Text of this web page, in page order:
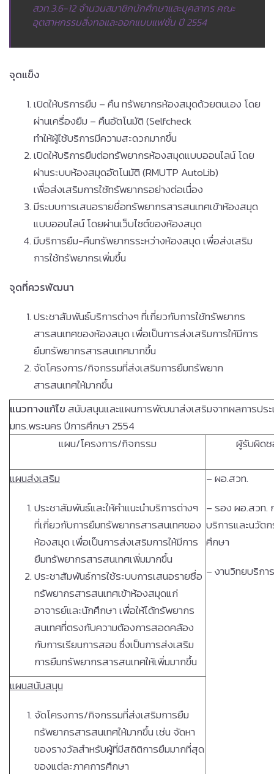
สวท.3.6-12 จำนวนสมาชิกนักศึกษาและบุคลากร คณะ
อุตสาหกรรมสิ่งทอและออกแบบแฟชั่น ปี 2554
จุดแข็ง
เปิดให้บริการยืม – คืน ทรัพยากรห้องสมุดด้วยตนเอง โดย
ผ่านเครื่องยืม – คืนอัตโนมัติ (Selfcheck
ทำให้ผู้ใช้บริการมีความสะดวกมากขึ้น
เปิดให้บริการยืมต่อทรัพยากรห้องสมุดแบบออนไลน์ โดย
ผ่านระบบห้องสมุดอัตโนมัติ (RMUTP AutoLib)
เพื่อส่งเสริมการใช้ทรัพยากรอย่างต่อเนื่อง
มีระบบการเสนอรายชื่อทรัพยากรสารสนเทศเข้าห้องสมุด
แบบออนไลน์ โดยผ่านเว็บไซต์ของห้องสมุด
มีบริการยืม-คืนทรัพยากรระหว่างห้องสมุด เพื่อส่งเสริม
การใช้ทรัพยากรเพิ่มขึ้น
จุดที่ควรพัฒนา
ประชาสัมพันธ์บริการต่างๆ ที่เกี่ยวกับการใช้ทรัพยากร
สารสนเทศของห้องสมุด เพื่อเป็นการส่งเสริมการให้มีการ
ยืมทรัพยากรสารสนเทศมากขึ้น
จัดโครงการ/กิจกรรมที่ส่งเสริมการยืมทรัพยาก
สารสนเทศให้มากขึ้น
แนวทางแก้ไขสนับสนุนและแผนการพัฒนาส่งเสริมจากผลการประ
มทร.พระนคร ปีการศึกษา 2554
แผน/โครงการ/กิจกรรม
ผู้รับผิด
แผนส่งเสริม
ประชาสัมพันธ์และให้คำแนะนำบริการต่างๆ
ที่เกี่ยวกับการยืมทรัพยากรสารสนเทศของ
ห้องสมุด เพื่อเป็นการส่งเสริมการให้มีการ
ยืมทรัพยากรสารสนเทศเพิ่มมากขึ้น
ประชาสัมพันธ์การใช้ระบบการเสนอรายชื่อ
ทรัพยากรสารสนเทศเข้าห้องสมุดแก่
อาจารย์และนักศึกษา เพื่อให้ได้ทรัพยากร
สนเทศที่ตรงกับความต้องการสอดคล้อง
กับการเรียนการสอน ซึ่งเป็นการส่งเสริม
การยืมทรัพยากรสารสนเทศให้เพิ่มมากขึ้น
– ผอ.สวท.
– รอง ผอ.สวท.
บริการและนวัต
ศึกษา
– งานวิทยบริการ
แผนสนับสนุน
จัดโครงการ/กิจกรรมที่ส่งเสริมการยืม
ทรัพยากรสารสนเทศให้มากขึ้น เช่น จัดหา
ของรางวัลสำหรับผู้ที่มีสถิติการยืมมากที่สุด
ของแต่ละภาคการศึกษา